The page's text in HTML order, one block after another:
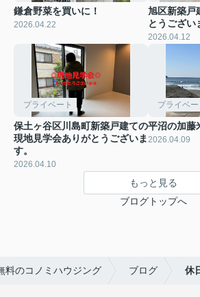
鎌倉野菜を買いに！
2026.04.22
旭区新築戸
とうござい
2026.04.12
プライベート
保土ヶ谷区川島町新築戸建ての
現地見学会ありがとうございま
す。
2026.04.10
プライベー
平沼の加藤
2026.04.09
もっと見る
ブログトップへ
料のコノミハウジング ブログ 休